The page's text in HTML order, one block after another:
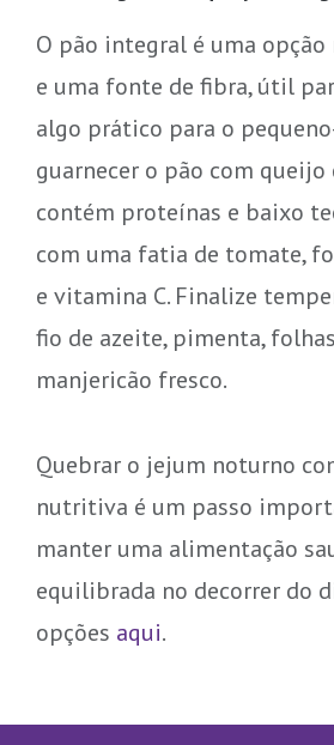
O pão integral é uma
e uma fonte de fibra, útil
algo prático para o
guarnecer o pão com queijo
contém proteínas e baixo
com uma fatia de tomate,
e vitamina C. Finalize
fio de azeite, pimenta,
manjericão fresco.
Quebrar o jejum noturno
nutritiva é um passo
manter uma alimentação
equilibrada no decorrer do
opções aqui.